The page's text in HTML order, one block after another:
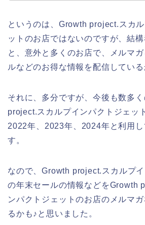
というのは、Growth project.スカ
ットのお店ではないのですが、結
と、意外と多くのお店で、メルマ
ルなどのお得な情報を配信している
それに、多分ですが、今後も数多
project.スカルプインパクトジェッ
2022年、2023年、2024年と利用し
す。
なので、Growth project.スカルプ
の年末セールの情報などをGrowth
ンパクトジェットのお店のメルマ
るかも♪と思いました。